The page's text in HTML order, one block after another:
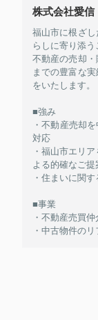
株式会社愛信
福山市に根ざ
らしに寄り添う
不動産の売却
までの豊富な
をいたします。
■強み
・不動産売却
対応
・福山市エリ
よる的確なご提
・住まいに関
■事業
・不動産売買仲
・中古物件の